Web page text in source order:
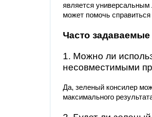
является универсальным
может помочь
Часто
1. Можно ли
несовместимыми
Да, зеленый консилер
максимального